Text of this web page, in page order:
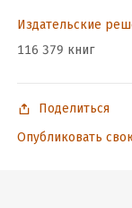
Издательские
116 379 книг
Поделиться
Опубликовать